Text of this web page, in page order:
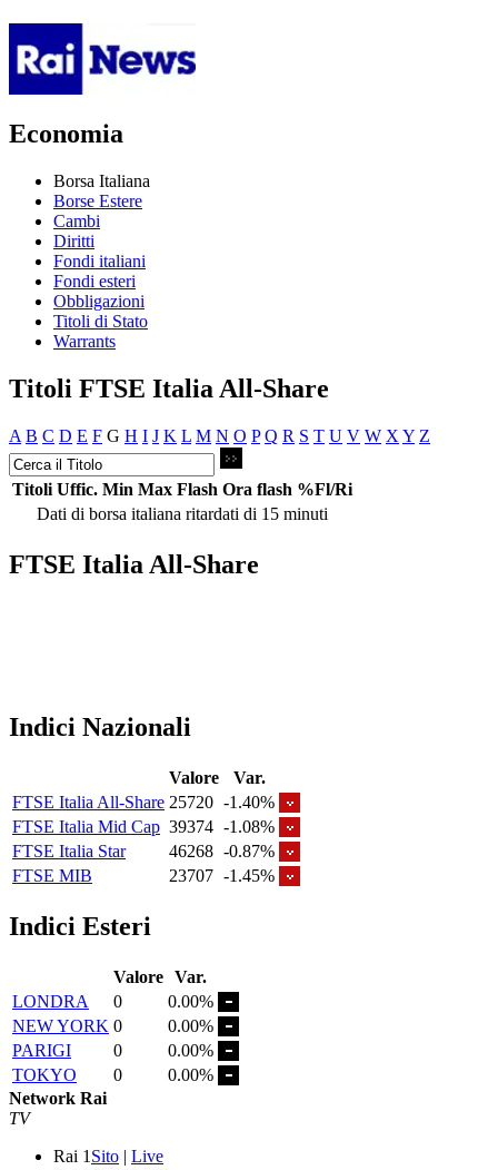
Economia
Borsa Italiana
Borse Estere
Cambi
Diritti
Fondi italiani
Fondi esteri
Obbligazioni
Titoli di Stato
Warrants
Titoli FTSE Italia All-Share
A B C D E F G H I J K L M N O P Q R S T U V W X Y Z
Titoli Uffic. Min Max Flash Ora flash %Fl/Ri
Dati di borsa italiana ritardati di 15 minuti
FTSE Italia All-Share
Indici Nazionali
Valore
Var.
FTSE Italia All-Share 25720 -1.40%
FTSE Italia Mid Cap 39374 -1.08%
FTSE Italia Star
46268 -0.87%
FTSE MIB
23707 -1.45%
Indici Esteri
Valore Var.
LONDRA
0
0.00%
NEW YORK 0
0.00%
PARIGI
0
0.00%
TOKYO
0
0.00%
Network Rai
TV
Rai 1 Sito | Live